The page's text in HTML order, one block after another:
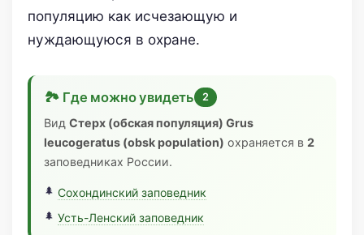
популяцию как исчезающую и
нуждающуюся в охране.
🏞 Где можно увидеть 2
ВидСтерх (обская популяция) Grus
leucogeratus (obsk population) охраняется в2
заповедниках России.
Сохондинский заповедник
Усть-Ленский заповедник